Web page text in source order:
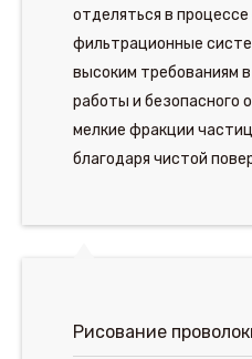
отделяться в
фильтрационные
высоким требованиям
работы и безопасного
мелкие фракции
благодаря чистой
Рисование